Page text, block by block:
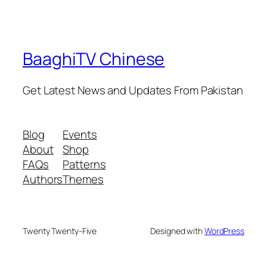
BaaghiTV Chinese
Get Latest News and Updates From Pakistan
Blog
About
FAQs
Authors
Events
Shop
Patterns
Themes
Twenty Twenty-Five Designed withWordPress